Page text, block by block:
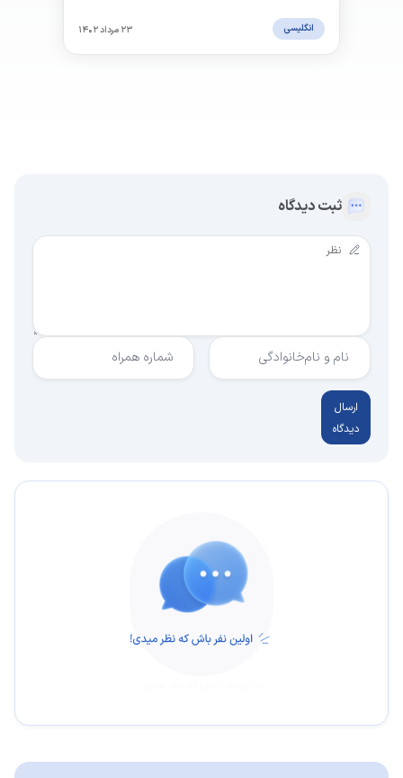
کمکی به شکل گذشته ی ساده فعل اصلی، تشکیل می
انگلیسی ۲۳ مرداد ۱۴۰۲
ثبت دیدگاه
نام و نام‌خانوادگی شماره همراه
ارسال
دیدگاه